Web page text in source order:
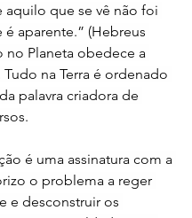
aquilo que se vê não foi
aparente.” (Hebreus
no Planeta obedece a
na Terra é ordenado
palavra criadora de
é uma assinatura com a
o problema a reger
e desconstruir os